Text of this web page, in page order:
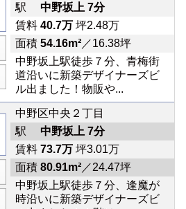
駅 中野坂上 7分
賃料 40.7万坪2.48万
面積 54.16m²／16.38坪
中野坂上駅徒歩７分、青梅街
道沿いに新築デザイナーズビ
ル出ました！物販や...
中野区中央２丁目
駅 中野坂上 7分
賃料 73.7万坪3.01万
面積 80.91m²／24.47坪
中野坂上駅徒歩７分、逢魔が
時沿いに新築デザイナーズビ